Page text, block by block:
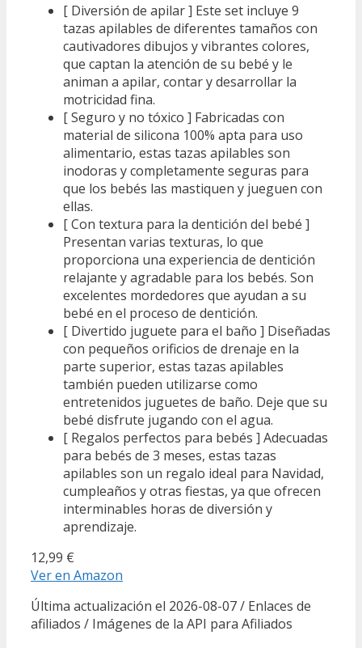
[ Diversión de apilar ] Este set incluye 9
tazas apilables de diferentes tamaños con
cautivadores dibujos y vibrantes colores,
que captan la atención de su bebé y le
animan a apilar, contar y desarrollar la
motricidad fina.
[ Seguro y no tóxico ] Fabricadas con
material de silicona 100% apta para uso
alimentario, estas tazas apilables son
inodoras y completamente seguras para
que los bebés las mastiquen y jueguen con
ellas.
[ Con textura para la dentición del bebé ]
Presentan varias texturas, lo que
proporciona una experiencia de dentición
relajante y agradable para los bebés. Son
excelentes mordedores que ayudan a su
bebé en el proceso de dentición.
[ Divertido juguete para el baño ] Diseñadas
con pequeños orificios de drenaje en la
parte superior, estas tazas apilables
también pueden utilizarse como
entretenidos juguetes de baño. Deje que su
bebé disfrute jugando con el agua.
[ Regalos perfectos para bebés ] Adecuadas
para bebés de 3 meses, estas tazas
apilables son un regalo ideal para Navidad,
cumpleaños y otras fiestas, ya que ofrecen
interminables horas de diversión y
aprendizaje.
12,99 €
Ver en Amazon
Última actualización el 2026-08-07 / Enlaces de
afiliados / Imágenes de la API para Afiliados